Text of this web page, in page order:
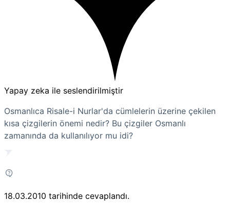
Yapay zeka ile seslendirilmiştir
Osmanlıca Risale-i Nurlar'da cümlelerin üzerine çekilen
kısa çizgilerin önemi nedir? Bu çizgiler Osmanlı
zamanında da kullanılıyor mu idi?
18.03.2010 tarihinde cevaplandı.